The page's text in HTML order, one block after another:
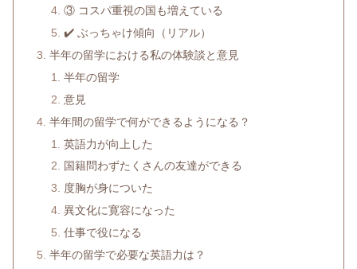
③ コスパ重視の国も増えている
✔️ ぶっちゃけ傾向（リアル）
半年の留学における私の体験談と意見
半年の留学
意見
半年間の留学で何ができるようになる？
英語力が向上した
国籍問わずたくさんの友達ができる
度胸が身についた
異文化に寛容になった
仕事で役になる
半年の留学で必要な英語力は？